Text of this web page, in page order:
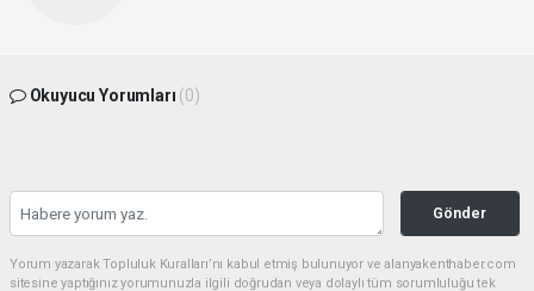
Okuyucu Yorumları (0)
Gönder
Yorum yazarak Topluluk Kuralları’nı kabul etmiş bulunuyor ve alanyakenthaber.com
sitesine yaptığınız yorumunuzla ilgili doğrudan veya dolaylı tüm sorumluluğu tek